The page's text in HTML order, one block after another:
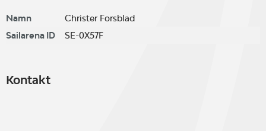
Namn
Christer Forsblad
Sailarena ID
SE-0X57F
Kontakt